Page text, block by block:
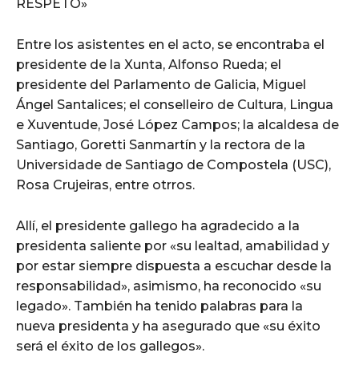
RESPETO»
Entre los asistentes en el acto, se encontraba el
presidente de la Xunta, Alfonso Rueda; el
presidente del Parlamento de Galicia, Miguel
Ángel Santalices; el conselleiro de Cultura, Lingua
e Xuventude, José López Campos; la alcaldesa de
Santiago, Goretti Sanmartín y la rectora de la
Universidade de Santiago de Compostela (USC),
Rosa Crujeiras, entre otrros.
Allí, el presidente gallego ha agradecido a la
presidenta saliente por «su lealtad, amabilidad y
por estar siempre dispuesta a escuchar desde la
responsabilidad», asimismo, ha reconocido «su
legado». También ha tenido palabras para la
nueva presidenta y ha asegurado que «su éxito
será el éxito de los gallegos».